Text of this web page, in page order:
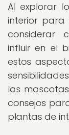
Al explorar
interior para
considerar
influir en el
estos
las
consejos
plantas de